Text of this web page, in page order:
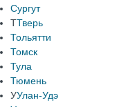
Сургут
ТТверь
Тольятти
Томск
Тула
Тюмень
УУлан-Удэ